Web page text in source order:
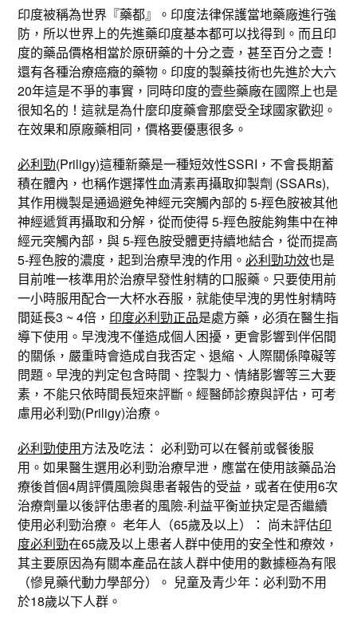
印度被稱為世界『藥都』。印度法律保護當地藥廠進行強
防，所以世界上的先進藥印度基本都可以找得到。而且印
度的藥品價格相當於原研藥的十分之壹，甚至百分之壹！
還有各種治療癌癥的藥物。印度的製藥技術也先進於大六
20年這是不爭的事實，同時印度的壹些藥廠在國際上也是
很知名的！這就是為什麼印度藥會那麼受全球國家歡迎。
在效果和原廠藥相同，價格要優惠很多。
必利勁(Priligy)這種新藥是一種短效性SSRI，不會長期蓄
積在體內，也稱作選擇性血清素再攝取抑製劑 (SSARs),
其作用機製是通過避免神經元突觸內部的 5-羥色胺被其他
神經遞質再攝取和分解，從而使得 5-羥色胺能夠集中在神
經元突觸內部，與 5-羥色胺受體更持續地結合，從而提高
5-羥色胺的濃度，起到治療早洩的作用。必利勁功效也是
目前唯一核準用於治療早發性射精的口服藥。只要使用前
一小時服用配合一大杯水吞服，就能使早洩的男性射精時
間延長3 ~ 4倍， 印度必利勁正品是處方藥，必須在醫生指
導下使用。早洩洩不僅造成個人困擾，更會影響到伴侶間
的關係，嚴重時會造成自我否定、退縮、人際關係障礙等
問題。早洩的判定包含時間、控製力、情緒影響等三大要
素，不能只依時間長短來評斷。經醫師診療與評估，可考
慮用必利勁(Priligy)治療。
必利勁使用方法及吃法： 必利勁可以在餐前或餐後服
用。如果醫生選用必利勁治療早泄，應當在使用該藥品治
療後首個4周評價風險與患者報告的受益，或者在使用6次
治療劑量以後評估患者的風險-利益平衡並抉定是否繼續
使用必利勁治療。 老年人（65歲及以上）： 尚未評估印
度必利勁在65歲及以上患者人群中使用的安全性和療效，
其主要原因為有關本產品在該人群中使用的數據極為有限
（慘見藥代動力學部分）。 兒童及青少年：必利勁不用
於18歲以下人群。